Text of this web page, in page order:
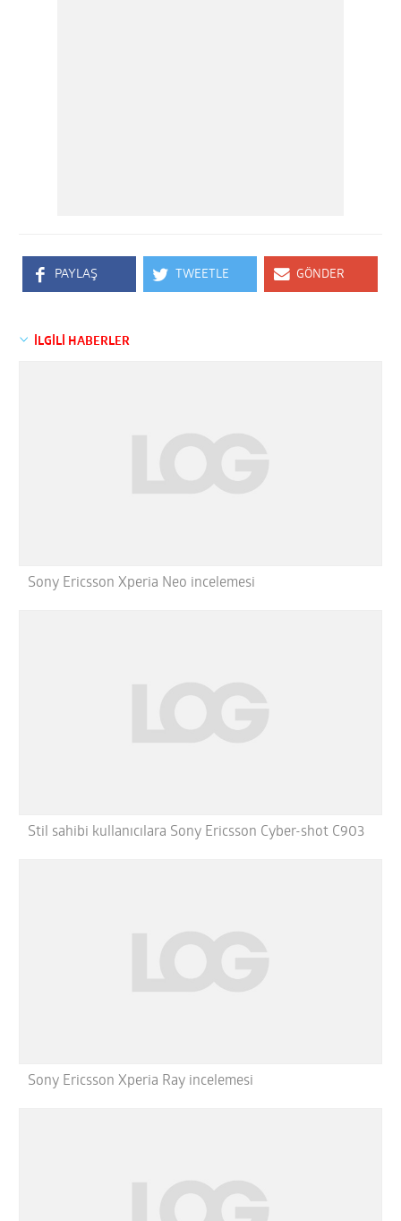
PAYLAŞ TWEETLE GÖNDER
İLGİLİ HABERLER
Sony Ericsson Xperia Neo incelemesi
Stil sahibi kullanıcılara Sony Ericsson Cyber-shot C903
Sony Ericsson Xperia Ray incelemesi